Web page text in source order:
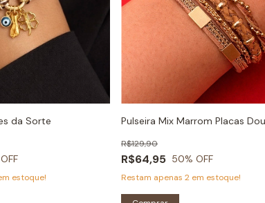
da Sorte
estoque!
Pulseira Mix Marrom Placas
R$64,95
R$129,90
50% OFF
Restam apenas 2 em estoque!